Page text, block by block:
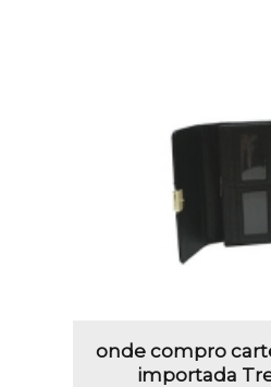
onde compro
importada